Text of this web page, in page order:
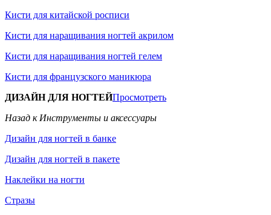
Кисти для китайской росписи
Кисти для наращивания ногтей акрилом
Кисти для наращивания ногтей гелем
Кисти для французского маникюра
ДИЗАЙН ДЛЯ НОГТЕЙПросмотреть
Назад к Инструменты и аксессуары
Дизайн для ногтей в банке
Дизайн для ногтей в пакете
Наклейки на ногти
Стразы